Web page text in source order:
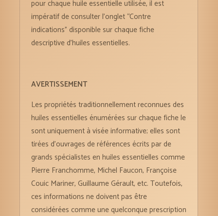
pour chaque huile essentielle utilisée, il est
impératif de consulter l’onglet “Contre
indications” disponible sur chaque fiche
descriptive d’huiles essentielles.
AVERTISSEMENT
Les propriétés traditionnellement reconnues des
huiles essentielles énumérées sur chaque fiche le
sont uniquement à visée informative; elles sont
tirées d’ouvrages de références écrits par de
grands spécialistes en huiles essentielles comme
Pierre Franchomme, Michel Faucon, Françoise
Couic Mariner, Guillaume Gérault, etc. Toutefois,
ces informations ne doivent pas être
considérées comme une quelconque prescription